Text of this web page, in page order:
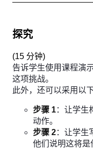
探究
(15 分钟)
告诉学生使用课程演
这项挑战。
此外，还可以采用以
步骤 1：让学生
动作。
步骤 2：让学生
他们说明这将是